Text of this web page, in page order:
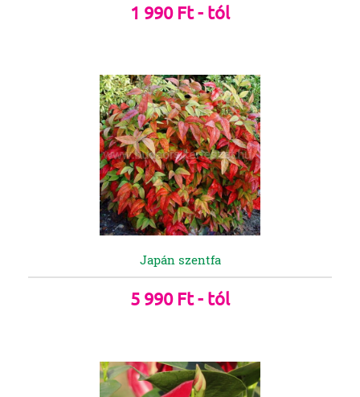
1 990 Ft - tól
Japán szentfa
5 990 Ft - tól